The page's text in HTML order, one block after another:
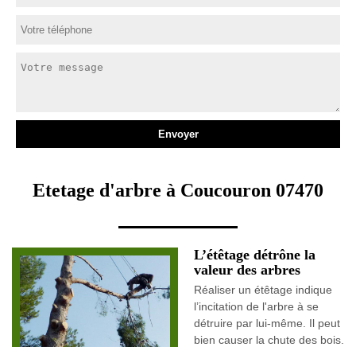
Etetage d'arbre à Coucouron 07470
L’étêtage détrône la
valeur des arbres
Réaliser un étêtage indique
l’incitation de l'arbre à se
détruire par lui-même. Il peut
bien causer la chute des bois.